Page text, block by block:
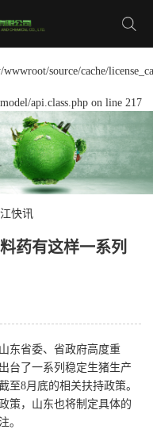
source/cache/
api.class.php on line 217
快讯
药有这样一系列
东省委、省政府高度重
台了一系列稳定生猪生产
至8月底的相关扶持政策。
策，山东也将制定具体的
。